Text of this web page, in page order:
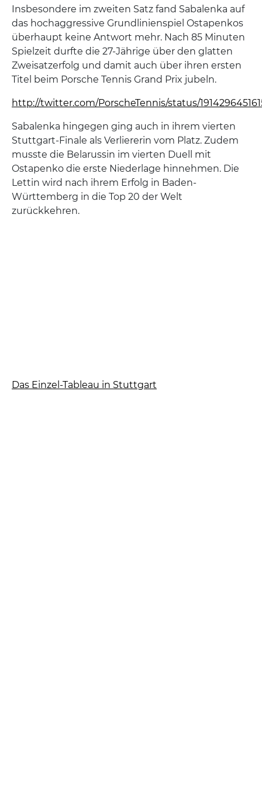
Insbesondere im zweiten Satz fand Sabalenka auf
das hochaggressive Grundlinienspiel Ostapenkos
überhaupt keine Antwort mehr. Nach 85 Minuten
Spielzeit durfte die 27-Jährige über den glatten
Zweisatzerfolg und damit auch über ihren ersten
Titel beim Porsche Tennis Grand Prix jubeln.
http://twitter.com/PorscheTennis/status/
Sabalenka hingegen ging auch in ihrem vierten
Stuttgart-Finale als Verliererin vom Platz. Zudem
musste die Belarussin im vierten Duell mit
Ostapenko die erste Niederlage hinnehmen. Die
Lettin wird nach ihrem Erfolg in Baden-
Württemberg in die Top 20 der Welt
zurückkehren.
Das Einzel-Tableau in Stuttgart